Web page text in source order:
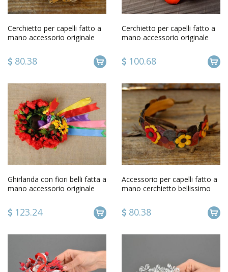
Cerchietto per capelli fatto a
mano accessorio originale
80.38
Cerchietto per capelli fatto a
mano accessorio originale
100.68
Ghirlanda con fiori belli fatta a
mano accessorio originale
123.24
Accessorio per capelli fatto a
mano cerchietto bellissimo
80.38